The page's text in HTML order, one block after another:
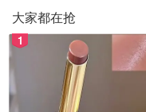
大家都在抢
1